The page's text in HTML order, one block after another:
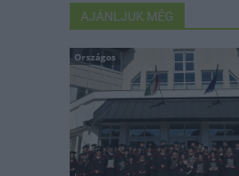
AJÁNLJUK MÉG
Országos